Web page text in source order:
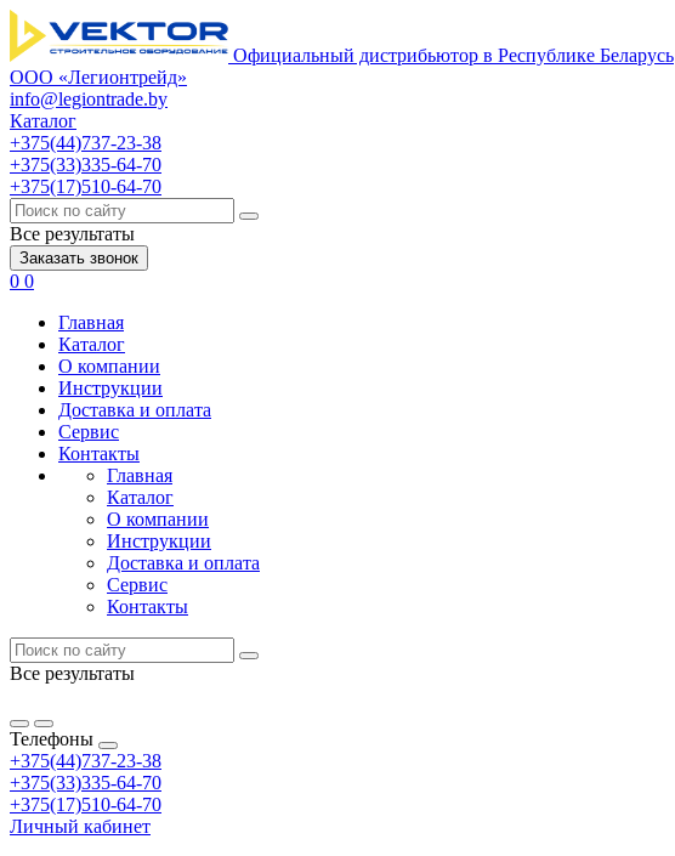
Официальный дистрибьютор в Республике Беларусь
ООО «Легионтрейд»
info@legiontrade.by
Каталог
+375(44)737-23-38
+375(33)335-64-70
+375(17)510-64-70
Все результаты
Заказать звонок
0 0
Главная
Каталог
О компании
Инструкции
Доставка и оплата
Сервис
Контакты
Главная
Каталог
О компании
Инструкции
Доставка и оплата
Сервис
Контакты
Все результаты
Телефоны
+375(44)737-23-38
+375(33)335-64-70
+375(17)510-64-70
Личный кабинет